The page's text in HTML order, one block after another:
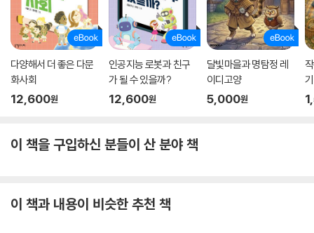
다양해서 더 좋은 다문
화사회
12,600원
인공지능 로봇과 친구
가 될 수 있을까?
12,600원
달빛마을과 명탐정 레
이디고양
5,000원
기
이 책을 구입하신 분들이 산 분야 책
이 책과 내용이 비슷한 추천 책